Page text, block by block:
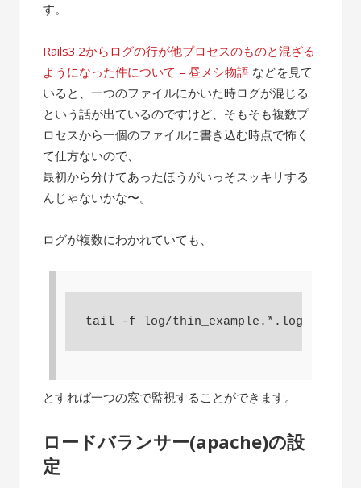
す。
Rails3.2からログの行が他プロセスのものと混ざる
ようになった件について – 昼メシ物語 などを見て
いると、一つのファイルにかいた時ログが混じる
という話が出ているのですけど、そもそも複数プ
ロセスから一個のファイルに書き込む時点で怖く
て仕方ないので、
最初から分けてあったほうがいっそスッキリする
んじゃないかな〜。
ログが複数にわかれていても、
tail -f log/thin_example.*.log
とすれば一つの窓で監視することができます。
ロードバランサー(apache)の設
定